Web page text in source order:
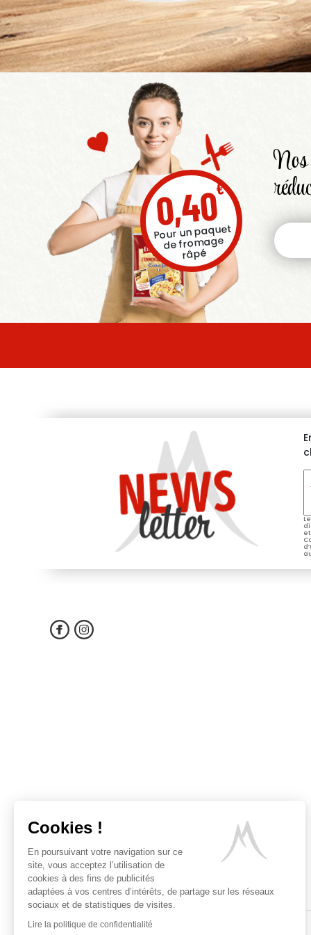
0,40€
Pour un paquet
de fromage
râpé
Nos
Cookies !
En poursuivant votre navigation sur ce
site, vous acceptez l’utilisation de
cookies à des fins de publicités
adaptées à vos centres d’intérêts, de partage sur les réseaux
sociaux et de statistiques de visites.
Lire la politique de confidentialité